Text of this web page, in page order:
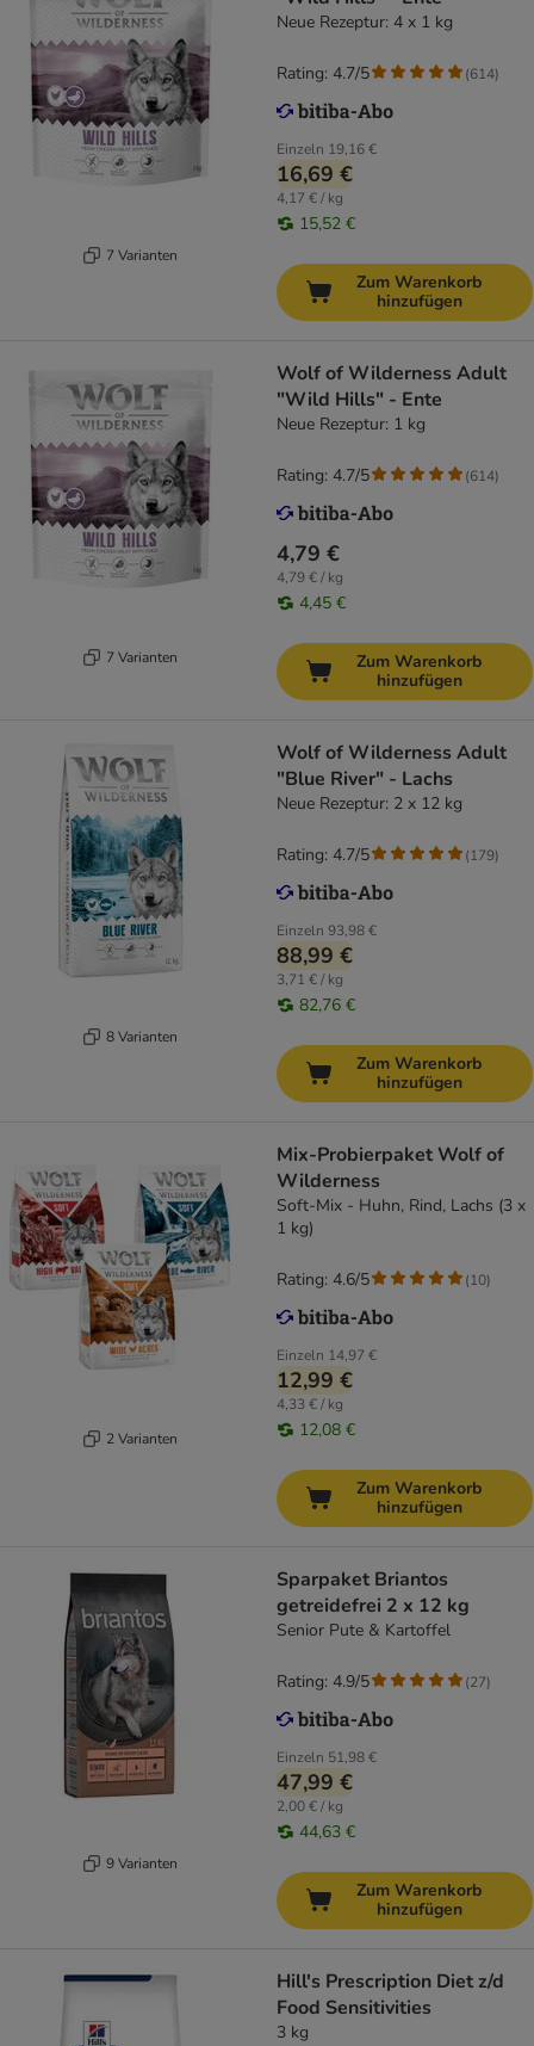
7 Varianten
Neue Rezeptur: 4 x 1 kg
Einzeln 19,16 €
16,69 €
4,17 € / kg
15,52 €
Rating: 4.7/5 (614)
Zum Warenkorb
hinzufügen
7 Varianten
Wolf of Wilderness Adult
"Wild Hills" - Ente
Neue Rezeptur: 1 kg
4,79 €
4,79 € / kg
4,45 €
Rating: 4.7/5 (614)
Zum Warenkorb
hinzufügen
8 Varianten
Wolf of Wilderness Adult
"Blue River" - Lachs
Neue Rezeptur: 2 x 12 kg
Einzeln 93,98 €
88,99 €
3,71 € / kg
82,76 €
Rating: 4.7/5 (179)
Zum Warenkorb
hinzufügen
2 Varianten
Mix-Probierpaket Wolf of
Wilderness
Soft-Mix - Huhn, Rind, Lachs (3 x
1 kg)
Einzeln 14,97 €
12,99 €
4,33 € / kg
12,08 €
Rating: 4.6/5 (10)
Zum Warenkorb
hinzufügen
9 Varianten
Sparpaket Briantos
getreidefrei 2 x 12 kg
Senior Pute & Kartoffel
Einzeln 51,98 €
47,99 €
2,00 € / kg
44,63 €
Rating: 4.9/5 (27)
Zum Warenkorb
hinzufügen
Hill's Prescription Diet z/d
Food Sensitivities
3 kg